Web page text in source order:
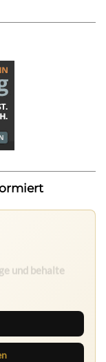
Die